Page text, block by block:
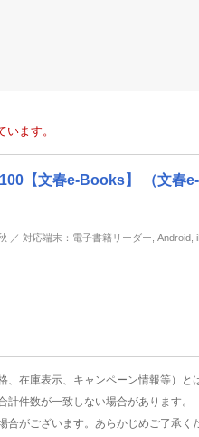
ます。
【文春e-Books】 （文春
／ 対応端末：電子書籍リーダー, Android,
在庫表示、キャンペーン情報等）と
件数が一致しない場合があります。
がございます。あらかじめご了承く